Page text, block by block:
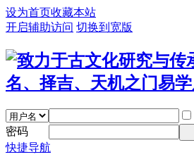
设为首页收藏本站
开启辅助访问 切换到宽版
密码
快捷导航